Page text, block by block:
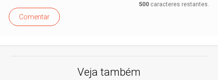
500caracteres restantes.
Comentar
Veja também